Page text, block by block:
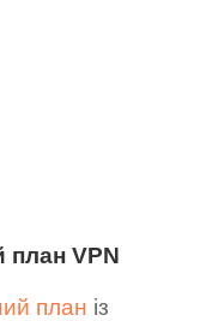
план VPN
план із